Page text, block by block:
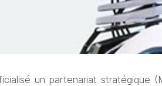
un partenariat stratégique